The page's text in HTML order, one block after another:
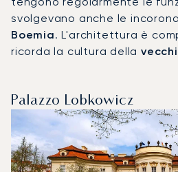
svolgevano anche le
Boemia. L'architettura è
ricorda la cultura della
Palazzo Lobkowicz